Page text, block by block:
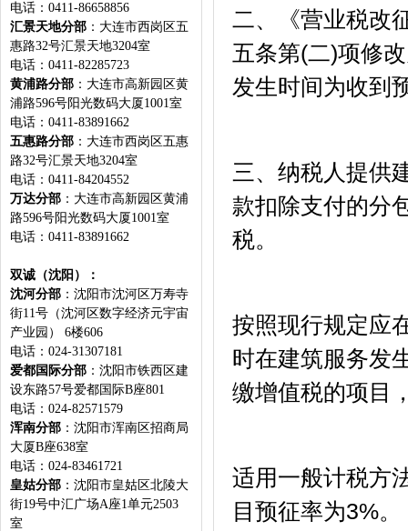
电话：0411-86658856
汇景天地分部 ：大连市西岗区五
惠路32号汇景天地3204室
电话：0411-82285723
黄浦路分部 ：大连市高新园区黄
浦路596号阳光数码大厦1001室
电话：0411-83891662
五惠路分部 ：大连市西岗区五惠
路32号汇景天地3204室
电话：0411-84204552
万达分部 ：大连市高新园区黄浦
路596号阳光数码大厦1001室
电话：0411-83891662
双诚（沈阳）：
沈河分部 ：沈阳市沈河区万寿寺
街11号（沈河区数字经济元宇宙
产业园） 6楼606
电话：024-31307181
爱都国际分部 ：沈阳市铁西区建
设东路57号爱都国际B座801
电话：024-82571579
浑南分部 ：沈阳市浑南区招商局
大厦B座638室
电话：024-83461721
皇姑分部 ：沈阳市皇姑区北陵大
街19号中汇广场A座1单元2503
室
二、《营业税改
五条第(二)项修
发生时间为收到
三、纳税人提供
款扣除支付的分
税。
按照现行规定应
时在建筑服务发
缴增值税的项目
适用一般计税方
目预征率为3%。